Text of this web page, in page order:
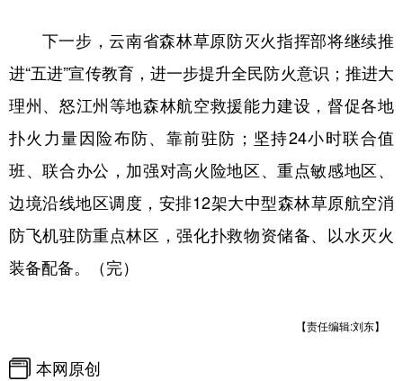
下一步，云南省森林草原防灭火指挥部将继续推
进“五进”宣传教育，进一步提升全民防火意识；推进大
理州、怒江州等地森林航空救援能力建设，督促各地
扑火力量因险布防、靠前驻防；坚持24小时联合值
班、联合办公，加强对高火险地区、重点敏感地区、
边境沿线地区调度，安排12架大中型森林草原航空消
防飞机驻防重点林区，强化扑救物资储备、以水灭火
装备配备。（完）
【责任编辑:刘东】
本网原创